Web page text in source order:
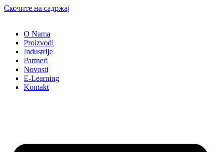
Скочите на садржај
O Nama
Proizvodi
Industrije
Partneri
Novosti
E-Learning
Kontakt